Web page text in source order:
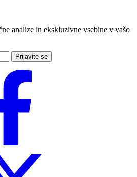
analize in ekskluzivne vsebine v vašo
Prijavite se